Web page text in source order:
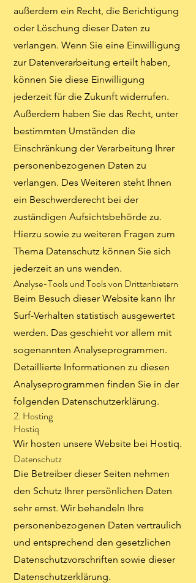
außerdem ein Recht, die Berichtigung
oder Löschung dieser Daten zu
verlangen. Wenn Sie eine Einwilligung
zur Datenverarbeitung erteilt haben,
können Sie diese Einwilligung
jederzeit für die Zukunft widerrufen.
Außerdem haben Sie das Recht, unter
bestimmten Umständen die
Einschränkung der Verarbeitung Ihrer
personenbezogenen Daten zu
verlangen. Des Weiteren steht Ihnen
ein Beschwerderecht bei der
zuständigen Aufsichtsbehörde zu.
Hierzu sowie zu weiteren Fragen zum
Thema Datenschutz können Sie sich
jederzeit an uns wenden.
Analyse-Tools und Tools von Dritt­anbietern
Beim Besuch dieser Website kann Ihr
Surf-Verhalten statistisch ausgewertet
werden. Das geschieht vor allem mit
sogenannten Analyseprogrammen.
Detaillierte Informationen zu diesen
Analyseprogrammen finden Sie in der
folgenden Datenschutzerklärung.
2. Hosting
Hostiq
Wir hosten unsere Website bei Hostiq.
Datenschutz
Die Betreiber dieser Seiten nehmen
den Schutz Ihrer persönlichen Daten
sehr ernst. Wir behandeln Ihre
personenbezogenen Daten vertraulich
und entsprechend den gesetzlichen
Datenschutzvorschriften sowie dieser
Datenschutzerklärung.